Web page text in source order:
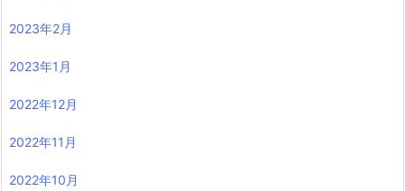
2023年2月
2023年1月
2022年12月
2022年11月
2022年10月